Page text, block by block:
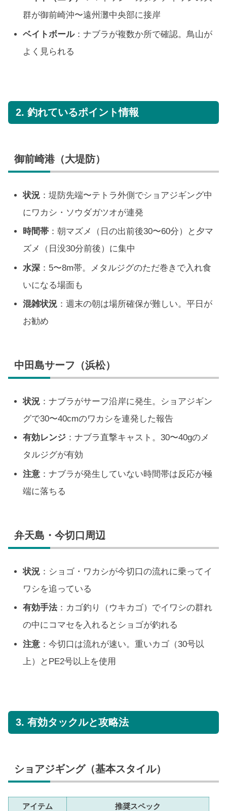
群が御前崎沖〜遠州灘中央部に接岸
ベイトボール：ナブラが複数か所で確認。鳥山が
よく見られる
2. 釣れているポイント情報
御前崎港（大堤防）
状況 ：堤防先端〜テトラ外側でショアジギング中
にワカシ・ソウダガツオが連発
時間帯 ：朝マズメ（日の出前後30〜60分）と夕マ
ズメ（日没30分前後）に集中
水深 ：5〜8m帯。メタルジグのただ巻きで入れ食
いになる場面も
混雑状況 ：週末の朝は場所確保が難しい。平日が
お勧め
中田島サーフ（浜松）
状況 ：ナブラがサーフ沿岸に発生。ショアジギン
グで30〜40cmのワカシを連発した報告
有効レンジ ：ナブラ直撃キャスト。30〜40gのメ
タルジグが有効
注意 ：ナブラが発生していない時間帯は反応が極
端に落ちる
弁天島・今切口周辺
状況 ：ショゴ・ワカシが今切口の流れに乗ってイ
ワシを追っている
有効手法 ：カゴ釣り（ウキカゴ）でイワシの群れ
の中にコマセを入れるとショゴが釣れる
注意 ：今切口は流れが速い。重いカゴ（30号以
上）とPE2号以上を使用
3. 有効タックルと攻略法
ショアジギング（基本スタイル）
アイテム 推奨スペック